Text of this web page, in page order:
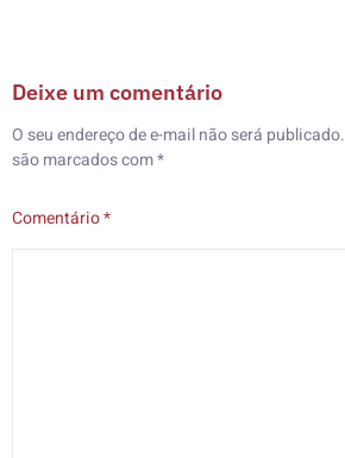
Deixe um comentário
O seu endereço de e-mail não será publicado.
são marcados com*
Comentário*